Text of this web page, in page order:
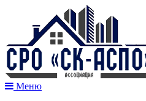
Меню